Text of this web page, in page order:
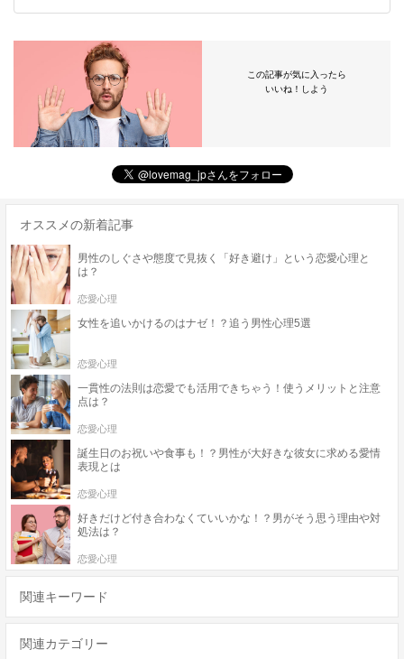
この記事が気に入ったら
いいね！しよう
オススメの新着記事
男性のしぐさや態度で見抜く「好き避け」という恋愛心理と
は？
恋愛心理
女性を追いかけるのはナゼ！？追う男性心理5選
恋愛心理
一貫性の法則は恋愛でも活用できちゃう！使うメリットと注意
点は？
恋愛心理
誕生日のお祝いや食事も！？男性が大好きな彼女に求める愛情
表現とは
恋愛心理
好きだけど付き合わなくていいかな！？男がそう思う理由や対
処法は？
恋愛心理
関連キーワード
関連カテゴリー